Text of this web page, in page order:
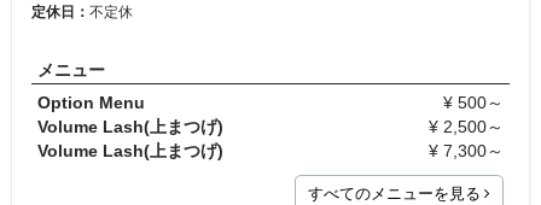
定休日： 不定休
メニュー
Option Menu
¥ 500～
Volume Lash(上まつげ)
¥ 2,500～
Volume Lash(上まつげ)
¥ 7,300～
すべてのメニューを見る